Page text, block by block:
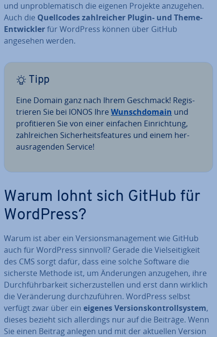
und un­pro­ble­ma­tisch die eigenen Projekte anzugehen.
Auch die Quell­codes zahl­rei­cher Plugin- und Theme-
Ent­wick­lerfür WordPress können über GitHub
angesehen werden.
Tipp
Eine Domain ganz nach Ihrem Geschmack! Re­gis­
trie­ren Sie bei IONOS Ihre Wunsch­do­main und
pro­fi­tie­ren Sie von einer einfachen Ein­rich­tung,
zahl­rei­chen Si­cher­heits­fea­tures und einem her­
aus­ra­gen­den Service!
Warum lohnt sich GitHub für
WordPress?
Warum ist aber ein Ver­si­ons­ma­nage­ment wie GitHub
auch für WordPress sinnvoll? Gerade die Viel­sei­tig­keit
des CMS sorgt dafür, dass eine solche Software die
sicherste Methode ist, um Än­de­run­gen anzugehen, ihre
Durch­führ­bar­keit si­cher­zu­stel­len und erst dann wirklich
die Ver­än­de­rung durch­zu­füh­ren. WordPress selbst
verfügt zwar über ein eigenes Ver­si­ons­kon­troll­sys­tem,
dieses bezieht sich al­ler­dings nur auf die Beiträge. Wenn
Sie einen Beitrag anlegen und mit der aktuellen Version